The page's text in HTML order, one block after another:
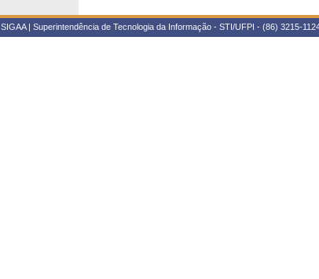
SIGAA | Superintendência de Tecnologia da Informação - STI/UFPI - (86) 3215-